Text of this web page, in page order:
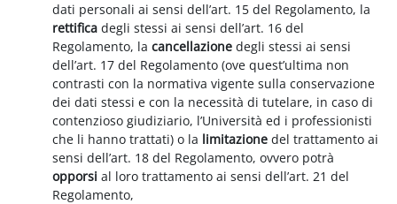
dati personali ai sensi dell’art. 15 del Regolamento, la
rettificadegli stessi ai sensi dell’art. 16 del
Regolamento, lacancellazione degli stessi ai sensi
dell’art. 17 del Regolamento (ove quest’ultima non
contrasti con la normativa vigente sulla conservazione
dei dati stessi e con la necessità di tutelare, in caso di
contenzioso giudiziario, l’Università ed i professionisti
che li hanno trattati) o la limitazione del trattamento ai
sensi dell’art. 18 del Regolamento, ovvero potrà
opporsi al loro trattamento ai sensi dell’art. 21 del
Regolamento,